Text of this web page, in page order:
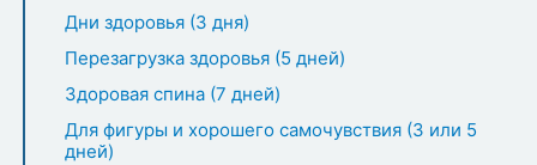
Дни здоровья (3 дня)
Перезагрузка здоровья (5 дней)
Здоровая спина (7 дней)
Для фигуры и хорошего самочувствия (3 или 5
дней)